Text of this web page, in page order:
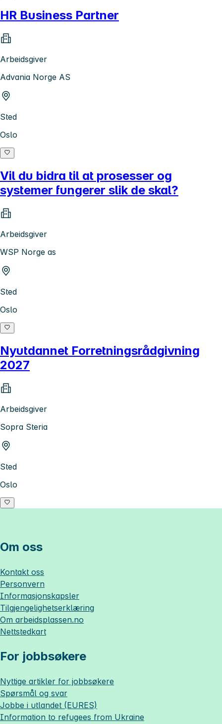
HR Business Partner
Arbeidsgiver
Advania Norge AS
Sted
Oslo
Vil du bidra til at prosesser og
systemer fungerer slik de skal?
Arbeidsgiver
WSP Norge as
Sted
Oslo
Nyutdannet Forretningsrådgivning
2027
Arbeidsgiver
Sopra Steria
Sted
Oslo
Om oss
Kontakt oss
Personvern
Informasjonskapsler
Tilgjengelighetserklæring
Om arbeidsplassen.no
Nettstedkart
For jobbsøkere
Nyttige artikler for jobbsøkere
Spørsmål og svar
Jobbe i utlandet (EURES)
Information to refugees from Ukraine